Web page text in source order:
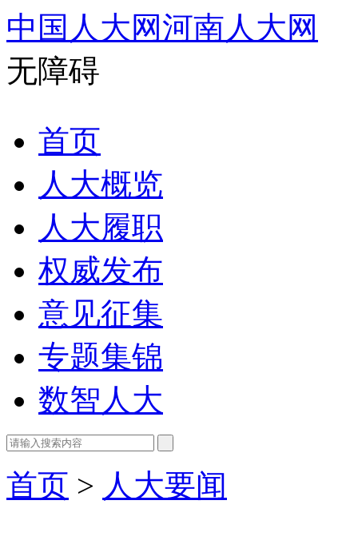
中国人大网河南人大网
无障碍
首页
人大概览
人大履职
权威发布
意见征集
专题集锦
数智人大
首页 > 人大要闻